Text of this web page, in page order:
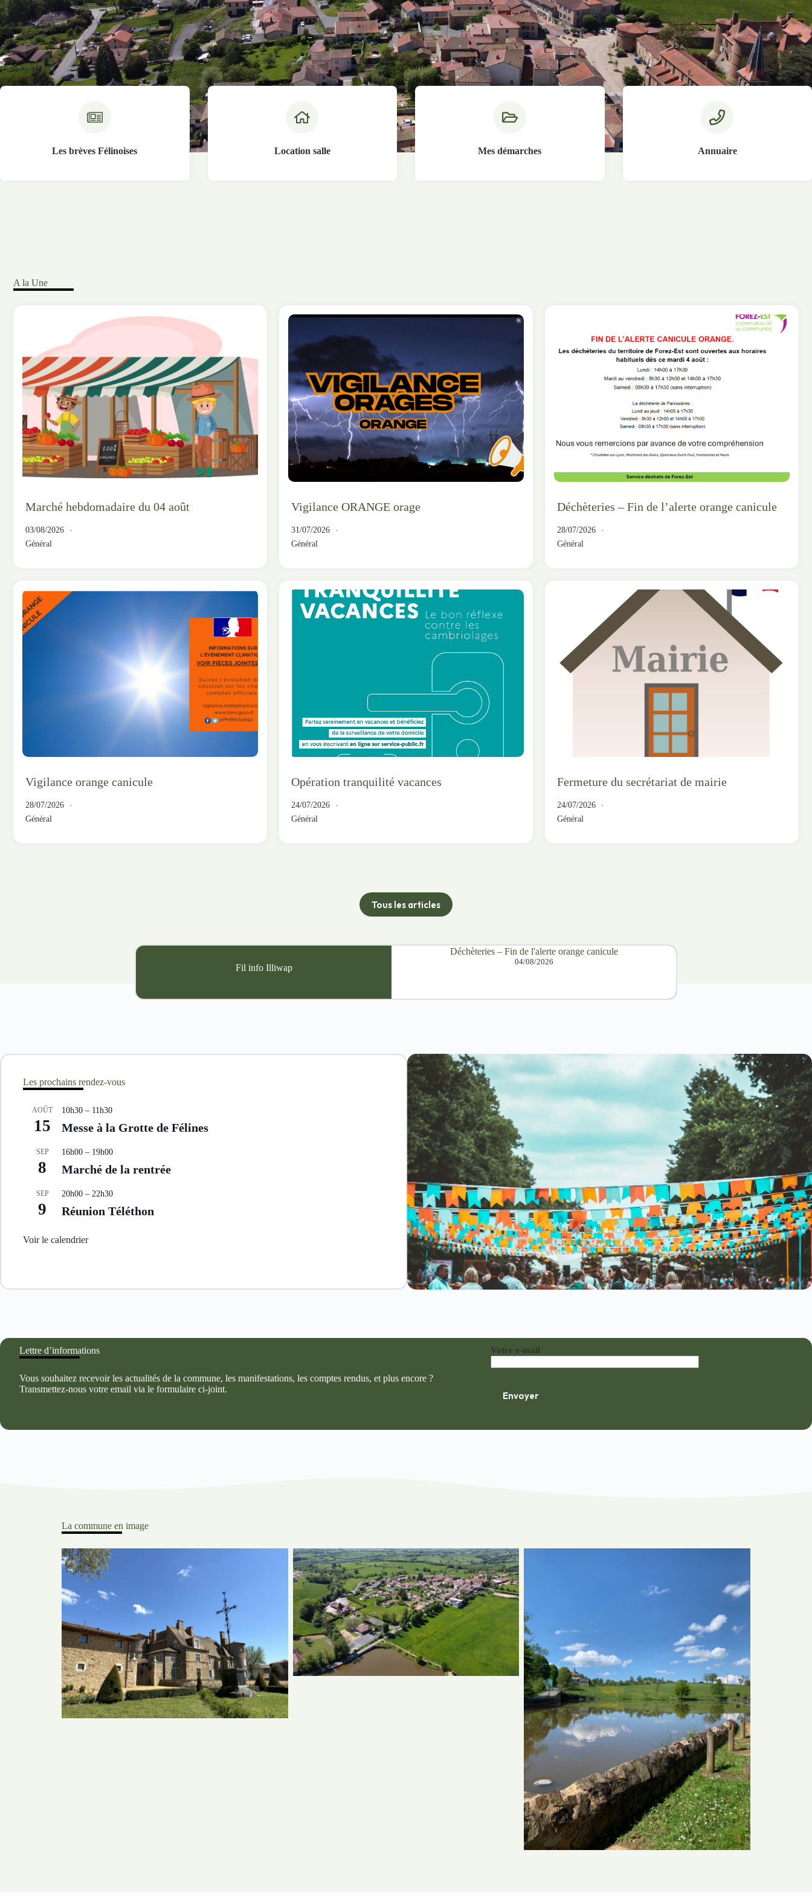
Les brèves Félinoises Location salle Mes démarches Annuaire
A la Une
Marché hebdomadaire du 04 août
03/08/2026
Général
Vigilance ORANGE orage
31/07/2026
Général
Déchèteries – Fin de l’alerte orange canicule
28/07/2026
Général
Vigilance orange canicule
28/07/2026
Général
Opération tranquilité vacances
24/07/2026
Général
Fermeture du secrétariat de mairie
24/07/2026
Général
Tous les articles
Fil info Illiwap
Déchèteries – Fin de l'alerte orange canicule
04/08/2026
Les prochains rendez-vous
AOÛT
15
10h30 – 11h30
Messe à la Grotte de Félines
SEP
8
16h00 – 19h00
Marché de la rentrée
SEP
9
20h00 – 22h30
Réunion Téléthon
Voir le calendrier
Lettre d’informations
Vous souhaitez recevoir les actualités de la commune, les manifestations, les comptes rendus, et plus encore ?
Transmettez-nous votre email via le formulaire ci-joint.
Votre e-mail
La commune en image
Le Château
Vue aérienne
L’étang